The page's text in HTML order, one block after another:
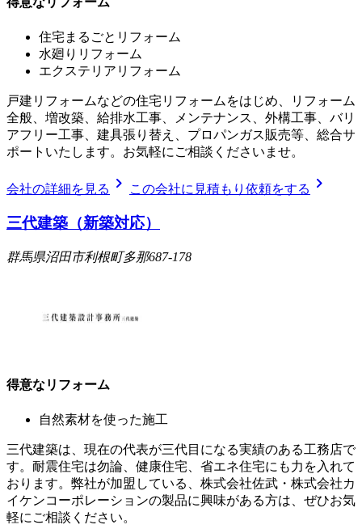
住宅まるごとリフォーム
水廻りリフォーム
エクステリアリフォーム
戸建リフォームなどの住宅リフォームをはじめ、リフォーム
全般、増改築、給排水工事、メンテナンス、外構工事、バリ
アフリー工事、建具張り替え、プロパンガス販売等、総合サ
ポートいたします。お気軽にご相談くださいませ。
会社の詳細を見る chevron_right この会社に見積もり依頼をする chevron_right
三代建築（新築対応）
群馬県沼田市利根町多那687-178
得意なリフォーム
自然素材を使った施工
三代建築は、現在の代表が三代目になる実績のある工務店で
す。耐震住宅は勿論、健康住宅、省エネ住宅にも力を入れて
おります。弊社が加盟している、株式会社佐武・株式会社カ
イケンコーポレーションの製品に興味がある方は、ぜひお気
軽にご相談ください。